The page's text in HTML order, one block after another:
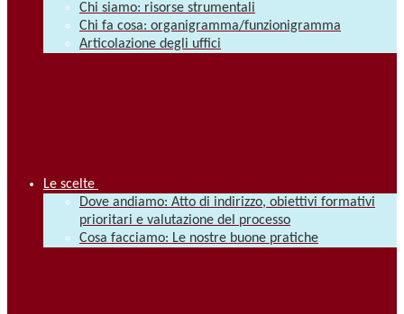
Chi siamo: risorse strumentali
Chi fa cosa: organigramma/funzionigramma
Articolazione degli uffici
Le scelte
Dove andiamo: Atto di indirizzo, obiettivi formativi
prioritari e valutazione del processo
Cosa facciamo: Le nostre buone pratiche